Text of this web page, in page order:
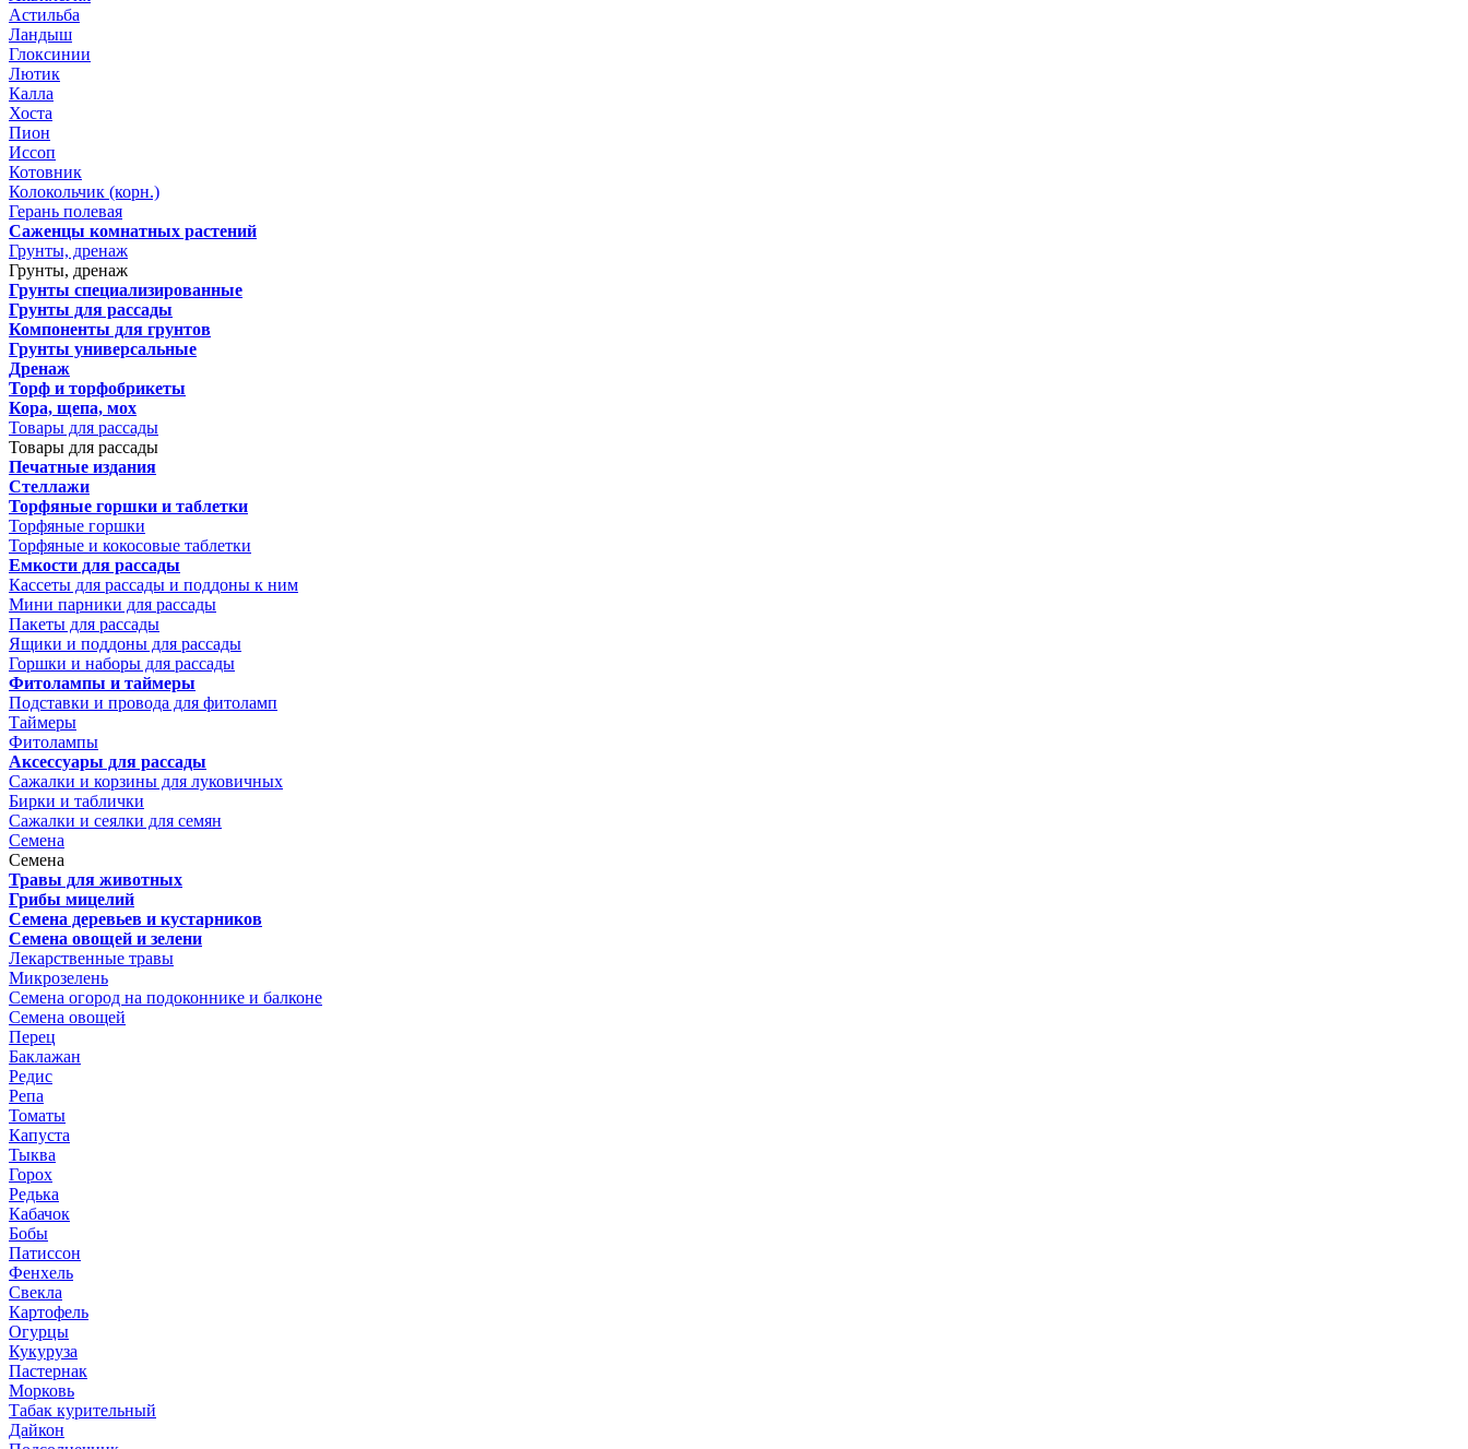
Астильба
Ландыш
Глоксинии
Лютик
Калла
Хоста
Пион
Иссоп
Котовник
Колокольчик (корн.)
Герань полевая
Саженцы комнатных растений
Грунты, дренаж
Грунты, дренаж
Грунты специализированные
Грунты для рассады
Компоненты для грунтов
Грунты универсальные
Дренаж
Торф и торфобрикеты
Кора, щепа, мох
Товары для рассады
Товары для рассады
Печатные издания
Стеллажи
Торфяные горшки и таблетки
Торфяные горшки
Торфяные и кокосовые таблетки
Емкости для рассады
Кассеты для рассады и поддоны к ним
Мини парники для рассады
Пакеты для рассады
Ящики и поддоны для рассады
Горшки и наборы для рассады
Фитолампы и таймеры
Подставки и провода для фитоламп
Таймеры
Фитолампы
Аксессуары для рассады
Сажалки и корзины для луковичных
Бирки и таблички
Сажалки и сеялки для семян
Семена
Семена
Травы для животных
Грибы мицелий
Семена деревьев и кустарников
Семена овощей и зелени
Лекарственные травы
Микрозелень
Семена огород на подоконнике и балконе
Семена овощей
Перец
Баклажан
Редис
Репа
Томаты
Капуста
Тыква
Горох
Редька
Кабачок
Бобы
Патиссон
Фенхель
Свекла
Картофель
Огурцы
Кукуруза
Пастернак
Морковь
Табак курительный
Дайкон